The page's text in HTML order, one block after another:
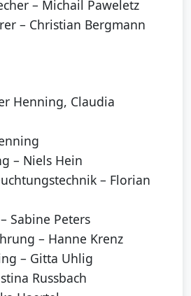
– Michail Paweletz
– Christian Bergmann
Henning, Claudia
– Niels Hein
– Florian
Sabine Peters
– Hanne Krenz
– Gitta Uhlig
Russbach